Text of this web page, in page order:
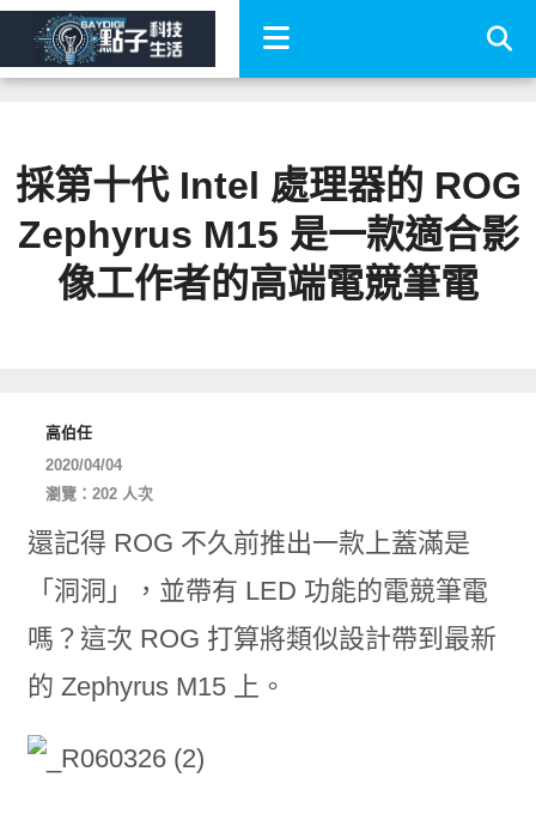
採第十代 Intel 處理器的 ROG
Zephyrus M15 是一款適合影
像工作者的高端電競筆電
高伯任
2020/04/04
瀏覽：202 人次
還記得 ROG 不久前推出一款上蓋滿是
「洞洞」，並帶有 LED 功能的電競筆電
嗎？這次 ROG 打算將類似設計帶到最新
的 Zephyrus M15 上。